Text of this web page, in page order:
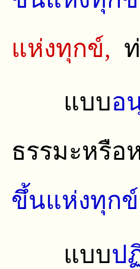
แห่งทุกข์,
แบบอ
ธรรมะหรื
ขึ้นแห่งทุกข์
แบบป